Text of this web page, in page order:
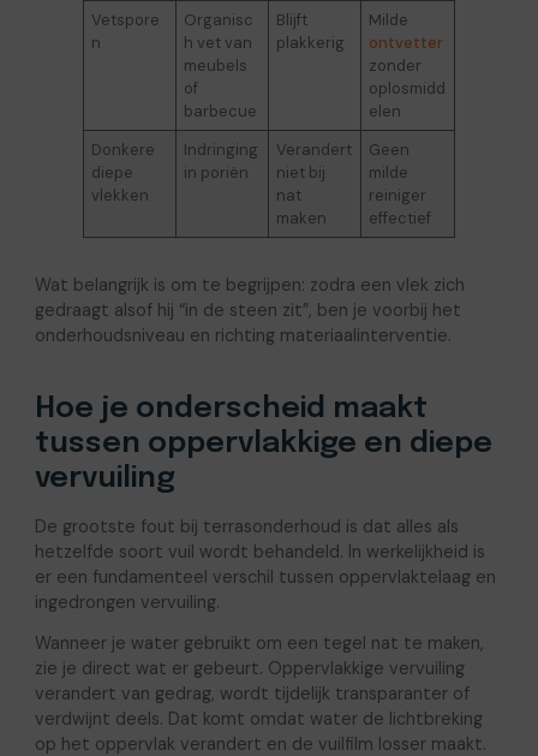
Vetspore
n
Organisc
h vet van
meubels
of
barbecue
Blijft
plakkerig
Milde
ontvetter
zonder
oplosmidd
elen
Donkere
diepe
vlekken
Indringing
in poriën
Verandert
niet bij
nat
maken
Geen
milde
reiniger
effectief
Wat belangrijk is om te begrijpen: zodra een vlek zich
gedraagt alsof hij “in de steen zit”, ben je voorbij het
onderhoudsniveau en richting materiaalinterventie.
Hoe je onderscheid maakt
tussen oppervlakkige en diepe
vervuiling
De grootste fout bij terrasonderhoud is dat alles als
hetzelfde soort vuil wordt behandeld. In werkelijkheid is
er een fundamenteel verschil tussen oppervlaktelaag en
ingedrongen vervuiling.
Wanneer je water gebruikt om een tegel nat te maken,
zie je direct wat er gebeurt. Oppervlakkige vervuiling
verandert van gedrag, wordt tijdelijk transparanter of
verdwijnt deels. Dat komt omdat water de lichtbreking
op het oppervlak verandert en de vuilfilm losser maakt.